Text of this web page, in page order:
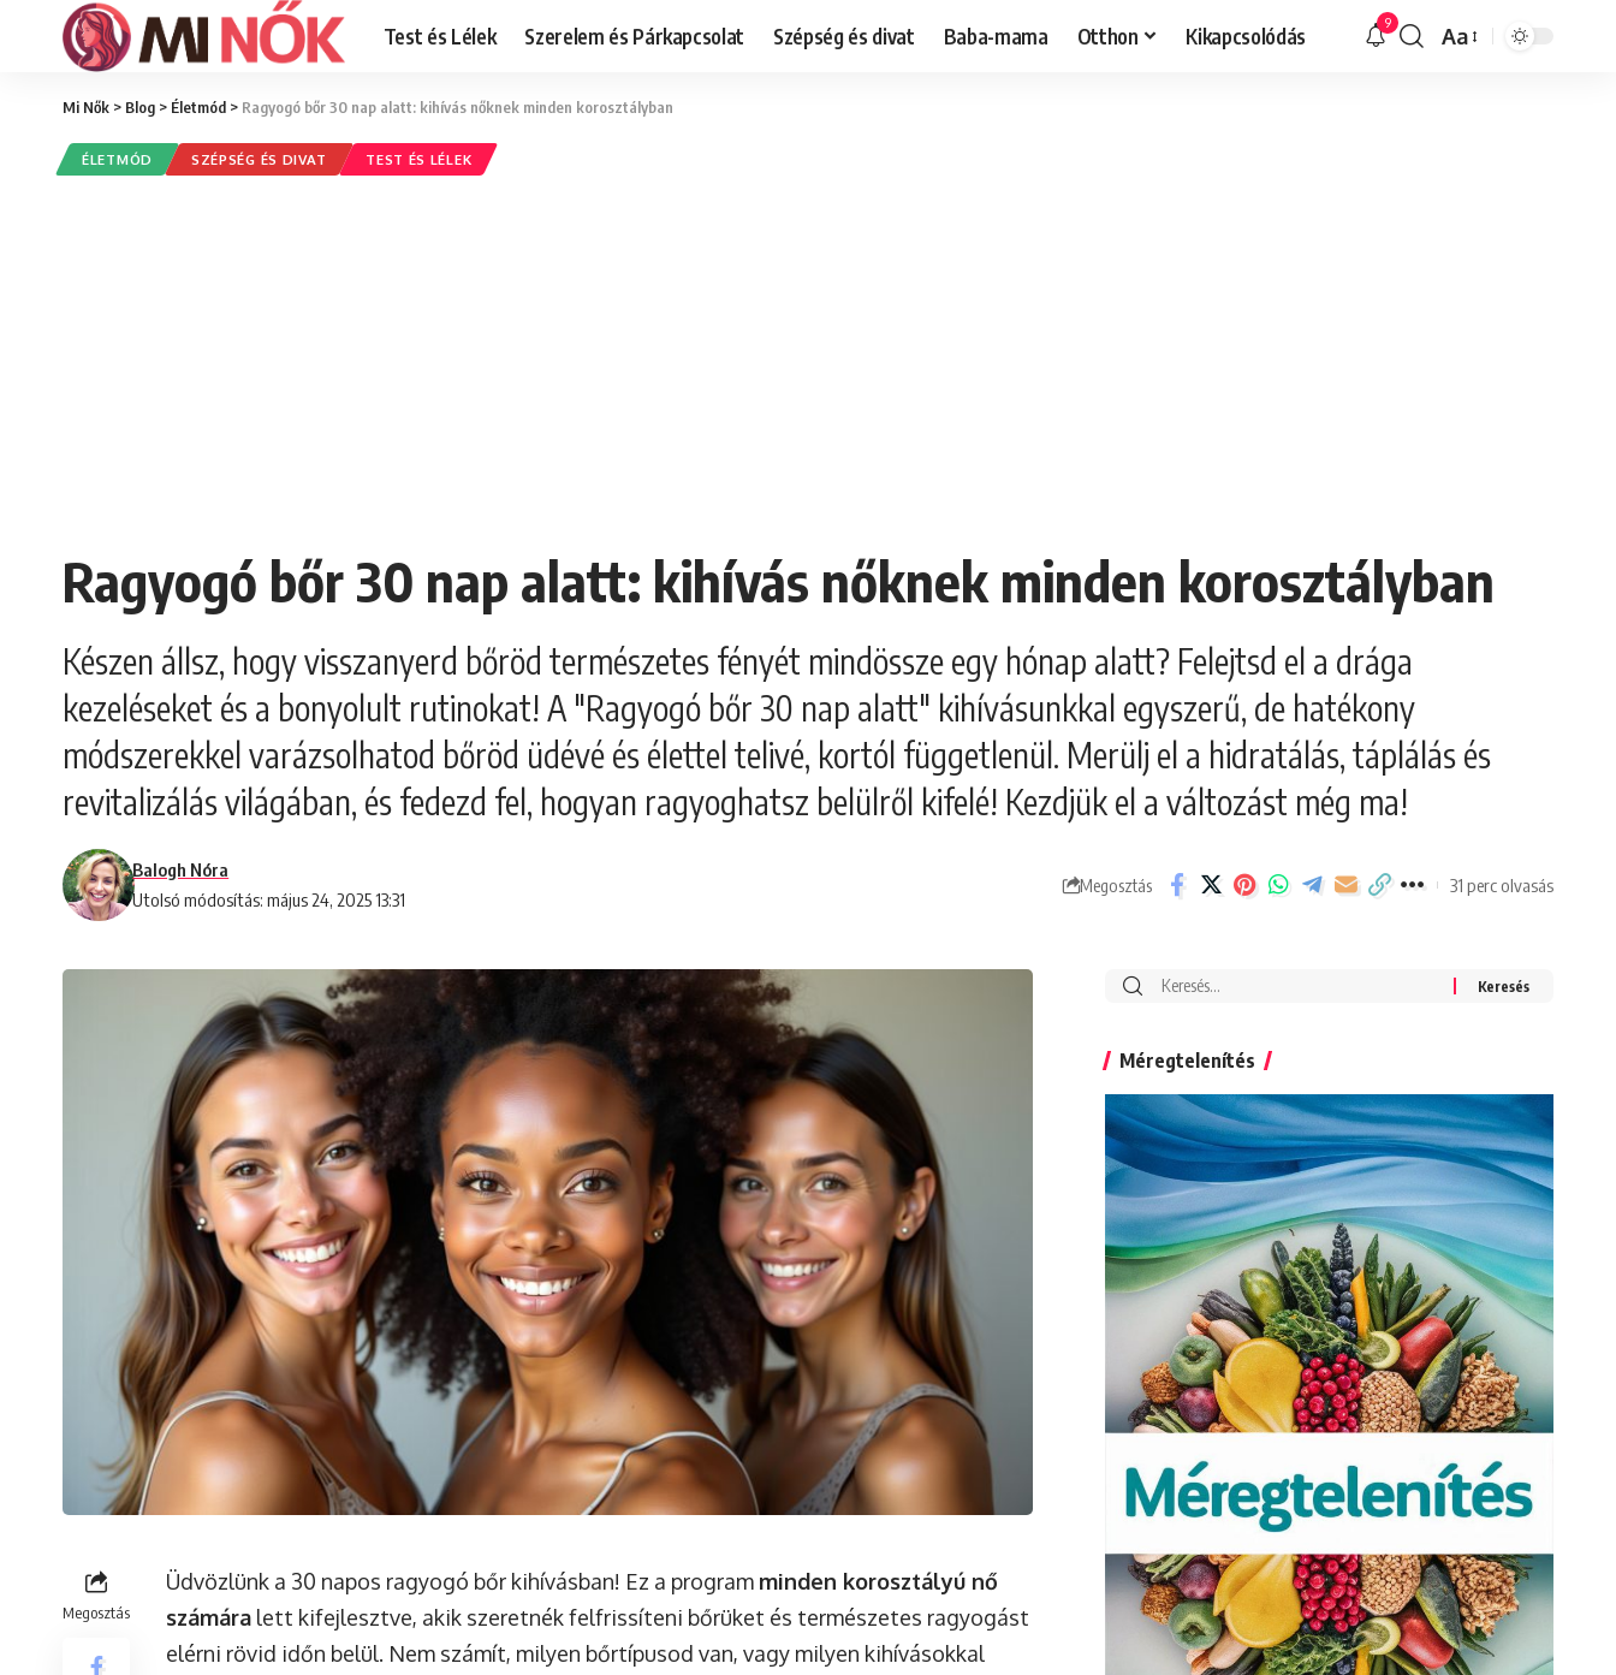
Test és Lélek Szerelem és Párkapcsolat Szépség és divat Baba-mama Otthon Kikapcsolódás 9
Font
Aa
Mi Nők > Blog > Életmód > Ragyogó bőr 30 nap alatt: kihívás nőknek minden korosztályban
ÉLETMÓD SZÉPSÉG ÉS DIVAT TEST ÉS LÉLEK
Ragyogó bőr 30 nap alatt: kihívás nőknek minden korosztályban
Készen állsz, hogy visszanyerd bőröd természetes fényét mindössze egy hónap alatt? Felejtsd el a drága
kezeléseket és a bonyolult rutinokat! A "Ragyogó bőr 30 nap alatt" kihívásunkkal egyszerű, de hatékony
módszerekkel varázsolhatod bőröd üdévé és élettel telivé, kortól függetlenül. Merülj el a hidratálás, táplálás és
revitalizálás világában, és fedezd fel, hogyan ragyoghatsz belülről kifelé! Kezdjük el a változást még ma!
Utolsó módosítás: május 24, 2025 13:31
Balogh Nóra
Megosztás 31 perc olvasás
Megosztás
Üdvözlünk a 30 napos ragyogó bőr kihívásban! Ez a program minden korosztályú nő
számára lett kifejlesztve, akik szeretnék felfrissíteni bőrüket és természetes ragyogást
elérni rövid időn belül. Nem számít, milyen bőrtípusod van, vagy milyen kihívásokkal
Search
Méregtelenítés